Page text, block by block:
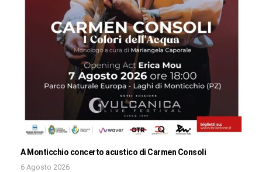
A Monticchio concerto acustico di Carmen Consoli
6 Agosto 2026